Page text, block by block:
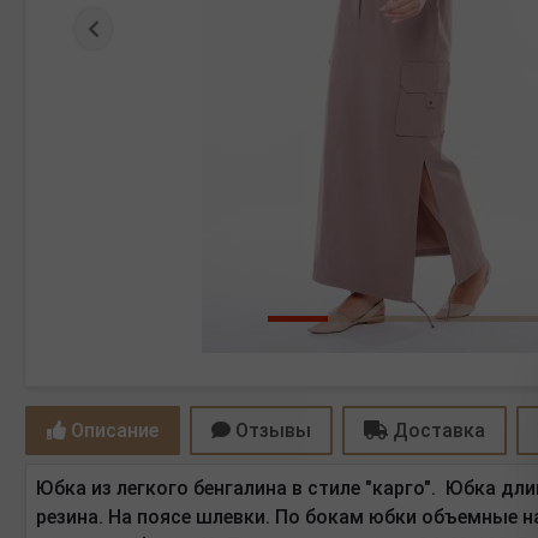
Предыдущая
Описание Отзывы Доставка
Юбка из легкого бенгалина в стиле "карго". Юбка
резина. На поясе шлевки. По бокам юбки объемные